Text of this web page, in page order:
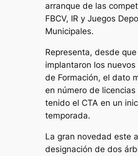
arranque de las
FBCV, IR y Juegos
Municipales.
Representa, desde que
implantaron los nuevos
de Formación, el dato
en número de licencias
tenido el CTA en un
temporada.
La gran novedad este
designación de dos